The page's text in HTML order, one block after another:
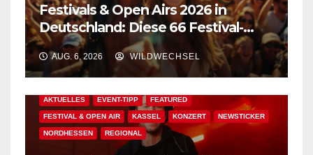
Festivals & Open Airs 2026 in
Deutschland: Diese 66 Festival-
Events warten auf Dich!
AUG. 6, 2026 WILDWECHSEL
AKTUELLES EVENT-TIPP FEATURED
FESTIVAL & OPEN AIR KASSEL KONZERT NEWSTICKER
NORDHESSEN REGIONAL